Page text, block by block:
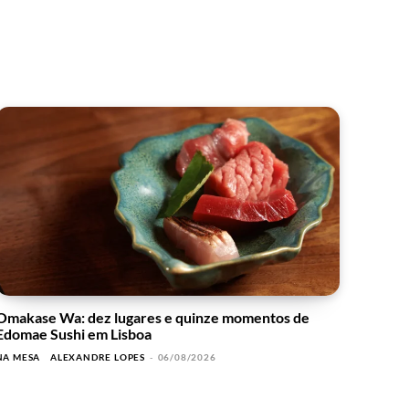
Wa: dez lugares e quinze momentos de
Sushi em Lisboa
MESA ALEXANDRE LOPES - 06/08/2026